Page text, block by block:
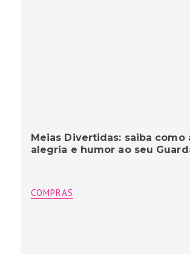
Meias Divertidas: saiba como
alegria e humor ao seu
COMPRAS